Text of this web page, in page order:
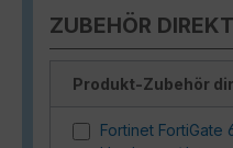
ZUBEHÖR
Produkt-Zubehör
Fortinet FortiGate